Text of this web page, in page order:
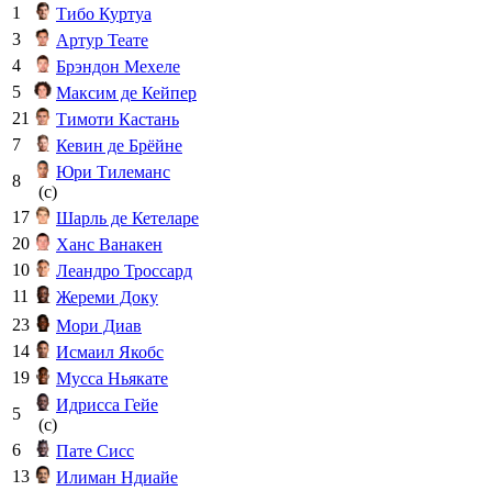
1
Тибо Куртуа
3
Артур Теате
4
Брэндон Мехеле
5
Максим де Кейпер
21
Тимоти Кастань
7
Кевин де Брёйне
8
Юри Тилеманс
(c)
17
Шарль де Кетеларе
20
Ханс Ванакен
10
Леандро Троссард
11
Жереми Доку
23
Мори Диав
14
Исмаил Якобс
19
Мусса Ньякате
5
Идрисса Гейе
(c)
6
Пате Сисс
13
Илиман Ндиайе